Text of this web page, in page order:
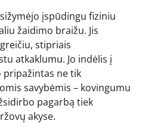
įspūdingu fiziniu
žaidimo braižu. Jis
stipriais
atkaklumu. Jo indėlis į
pripažintas ne tik
savybėmis – kovingumu
pagarbą tiek
akyse.